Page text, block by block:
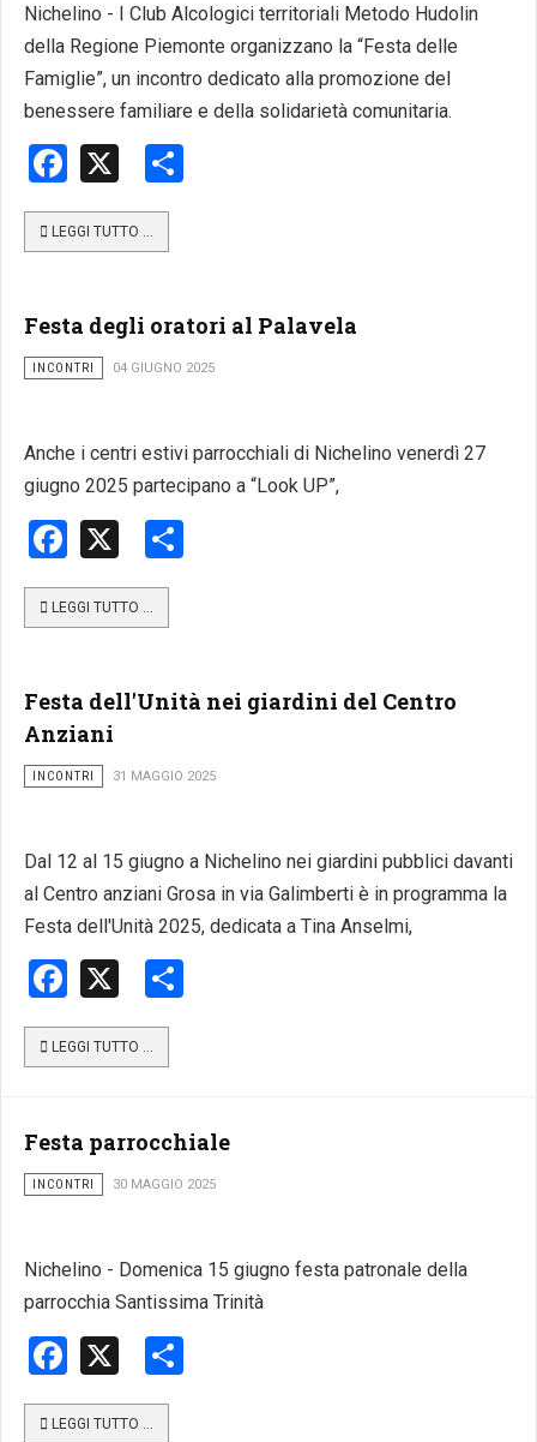
Nichelino - I Club Alcologici territoriali Metodo Hudolin
della Regione Piemonte organizzano la “Festa delle
Famiglie”, un incontro dedicato alla promozione del
benessere familiare e della solidarietà comunitaria.
Facebook
LEGGI TUTTO …
Festa degli oratori al Palavela
INCONTRI 04 GIUGNO 2025
Anche i centri estivi parrocchiali di Nichelino venerdì 27
giugno 2025 partecipano a “Look UP”,
Facebook
LEGGI TUTTO …
Festa dell'Unità nei giardini del Centro
Anziani
INCONTRI 31 MAGGIO 2025
Dal 12 al 15 giugno a Nichelino nei giardini pubblici davanti
al Centro anziani Grosa in via Galimberti è in programma la
Festa dell'Unità 2025, dedicata a Tina Anselmi,
Facebook
LEGGI TUTTO …
Festa parrocchiale
INCONTRI 30 MAGGIO 2025
Nichelino - Domenica 15 giugno festa patronale della
parrocchia Santissima Trinità
Facebook
LEGGI TUTTO …